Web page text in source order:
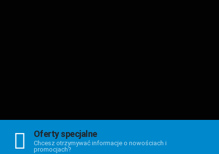
Oferty specjalne
Chcesz otrzymywać informacje o nowościach i
promocjach?